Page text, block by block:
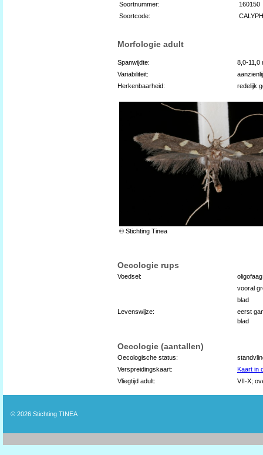
Soortnummer:
160150
Soortcode:
Morfologie adult
Spanwijdte:
8,0-11,0
Variabiliteit:
Herkenbaarheid:
redelijk
© Stichting Tinea
Oecologie rups
Voedsel:
oligofaag
vooral
blad
Levenswijze:
eerst
blad
Oecologie (aantallen)
Oecologische status:
Verspreidingskaart:
Kaart in
Vliegtijd adult:
VII-X;
© 2026 Stichting TINEA